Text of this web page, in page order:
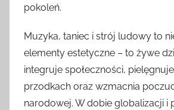
pokoleń.
Muzyka, taniec i strój ludowy to
elementy estetyczne – to żywe
integruje społeczności,
przodkach oraz wzmacnia
narodowej. W dobie globalizacji i